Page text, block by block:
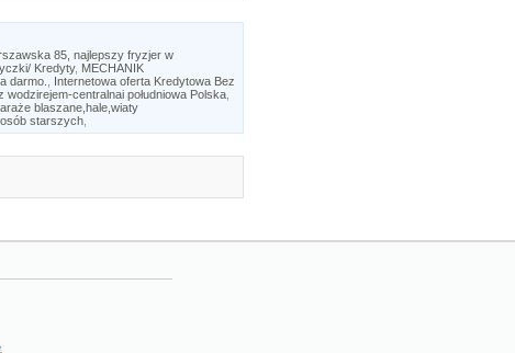
85, najlepszy fryzjer w
Kredyty, MECHANIK
darmo.
Internetowa oferta Kredytowa Bez
wodzirejem-centralnai południowa Polska
blaszane,hale,wiaty
starszych